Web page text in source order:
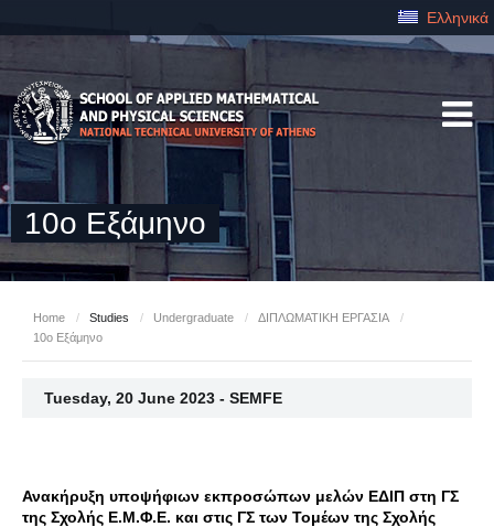
Ελληνικά
10ο Εξάμηνο
Home / Studies / Undergraduate / ΔΙΠΛΩΜΑΤΙΚΗ ΕΡΓΑΣΙΑ
/
10ο Εξάμηνο
Tuesday, 20 June 2023 - SEMFE
Ανακήρυξη υποψήφιων εκπροσώπων μελών ΕΔΙΠ στη ΓΣ
της Σχολής Ε.Μ.Φ.Ε. και στις ΓΣ των Τομέων της Σχολής